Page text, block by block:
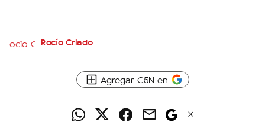
Rocío Criado
Agregar C5N en